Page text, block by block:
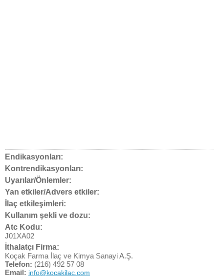
Endikasyonları:
Kontrendikasyonları:
Uyarılar/Önlemler:
Yan etkiler/Advers etkiler:
İlaç etkileşimleri:
Kullanım şekli ve dozu:
Atc Kodu:
J01XA02
İthalatçı Firma:
Koçak Farma İlaç ve Kimya Sanayi A.Ş.
Telefon: (216) 492 57 08
Email: info@kocakilac.com